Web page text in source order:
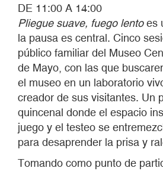
DE 11:00 A 14:00
Pliegue suave, fuego lentoes
la pausa es central. Cinco
público familiar del Museo
de Mayo, con las que
el museo en un laboratorio
creador de sus visitantes. Un
quincenal donde el espacio
juego y el testeo se
para desaprender la prisa y
Tomando como punto de